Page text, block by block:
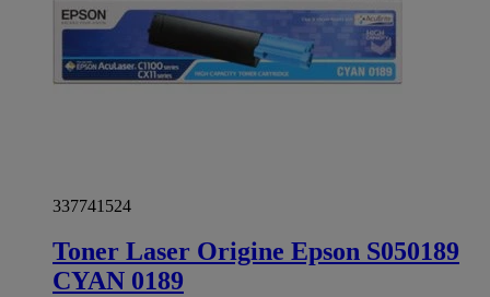
337741524
Toner Laser Origine Epson S050189
CYAN 0189